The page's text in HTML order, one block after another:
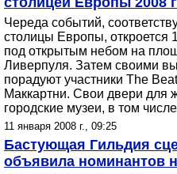
Череда событий,
столицы Европы, откроется
под открытым небом на
Ливерпуля. Затем своими
порадуют участники The
Маккартни. Свои двери для
городские музеи, в том
11 января 2008 г., 09:25
Бастующая Гильдия
объявила номинантов